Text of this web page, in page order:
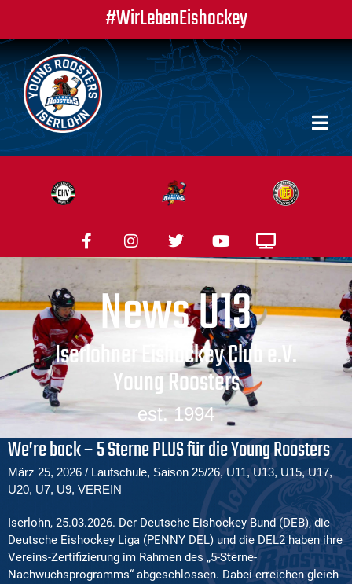
#WirLebenEishockey
News U13
Iserlohner Eishockey Club e.V.
Young Roosters
est. 1994
We’re back – 5 Sterne PLUS für die Young Roosters
März 25, 2026 / Laufschule, Saison 25/26,U11,U13, U15,U17,
U20, U7, U9, VEREIN
Iserlohn, 25.03.2026. Der Deutsche Eishockey Bund (DEB), die
Deutsche Eishockey Liga (PENNY DEL) und die DEL2 haben ihre
Vereins-Zertifizierung im Rahmen des „5-Sterne-
Nachwuchsprogramms“ abgeschlossen. Dabei erreichen gleich